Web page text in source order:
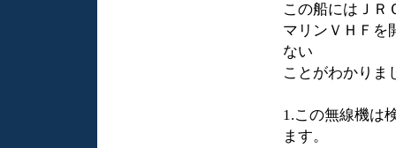
この船にはＪＲ
マリンＶＨＦを
ない
ことがわかりま
1.この無線機は
ます。